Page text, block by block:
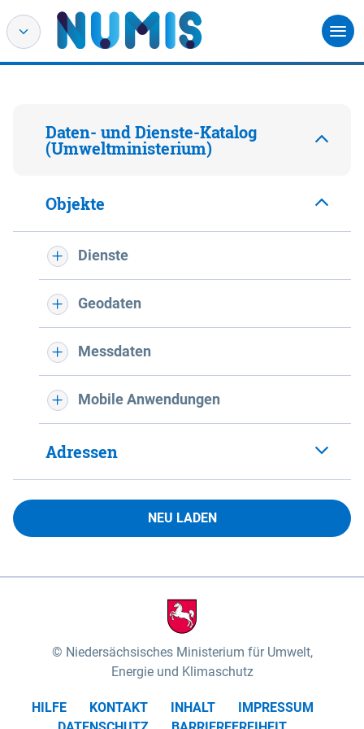
Daten- und Dienste-Katalog
(Umweltministerium)
Objekte
Dienste
Geodaten
Messdaten
Mobile Anwendungen
Adressen
NEU LADEN
Niedersächsisches Ministerium für Umwelt,
Energie und Klimaschutz
HILFE KONTAKT INHALT
IMPRESSUM